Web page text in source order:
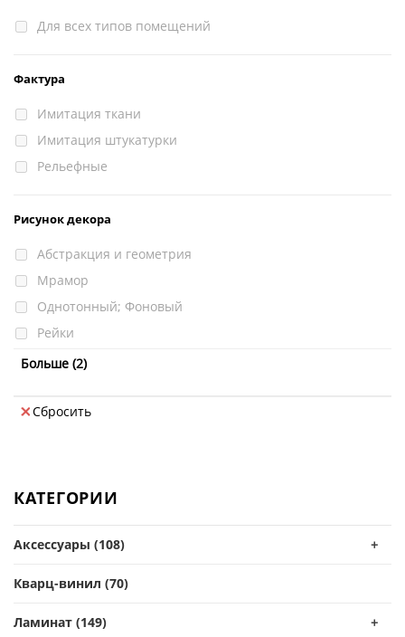
Для всех типов помещений
Фактура
Имитация ткани
Имитация штукатурки
Рельефные
Рисунок декора
Абстракция и геометрия
Мрамор
Однотонный; Фоновый
Рейки
Текстура камня, штукатурки
Больше (2)
Сбросить
КАТЕГОРИИ
Аксессуары (108) +
Кварц-винил (70)
Ламинат (149) +